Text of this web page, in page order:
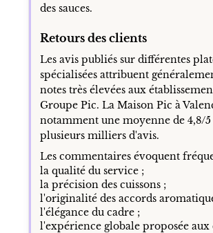
des sauces.
Retours des clients
Les avis publiés sur différentes
spécialisées attribuent
notes très élevées aux
Groupe Pic. La Maison Pic à
notamment une moyenne de 4,8/5
plusieurs milliers d'avis.
Les commentaires évoquent
la qualité du service ;
la précision des cuissons ;
l'originalité des accords
l'élégance du cadre ;
l'expérience globale proposée aux